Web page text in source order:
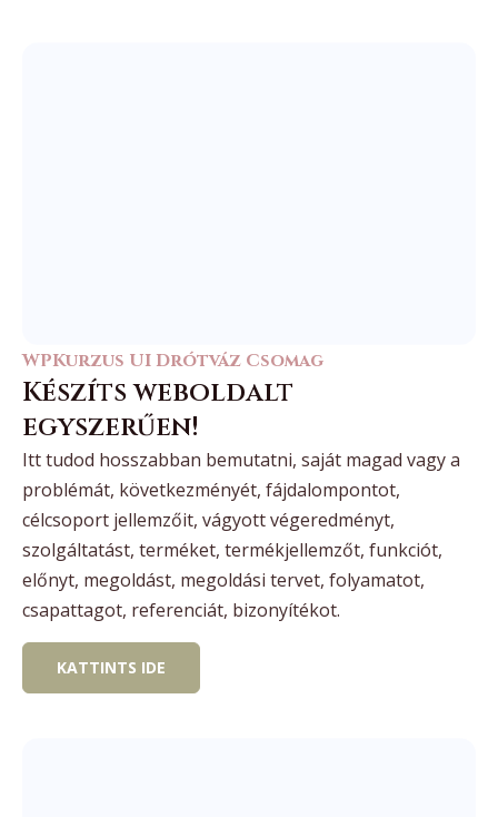
WPKurzus UI Drótváz Csomag
Készíts weboldalt
egyszerűen!
Itt tudod hosszabban bemutatni, saját magad vagy a
problémát, következményét, fájdalompontot,
célcsoport jellemzőit, vágyott végeredményt,
szolgáltatást, terméket, termékjellemzőt, funkciót,
előnyt, megoldást, megoldási tervet, folyamatot,
csapattagot, referenciát, bizonyítékot.
KATTINTS IDE